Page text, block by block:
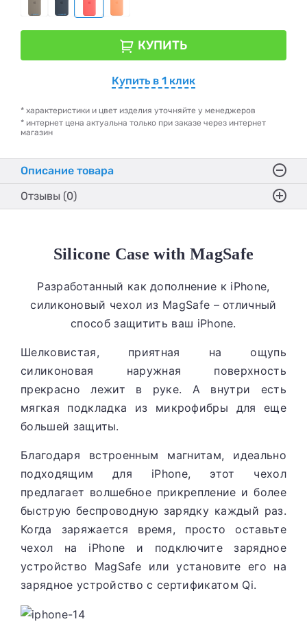
КУПИТЬ
Купить в 1 клик
* характеристики и цвет изделия уточняйте у менеджеров
* интернет цена актуальна только при заказе через интернет
магазин
Описание товара
Отзывы (0)
Silicone Case with MagSafe
Разработанный как дополнение к iPhone,
силиконовый чехол из MagSafe – отличный
способ защитить ваш iPhone.
Шелковистая, приятная на ощупь
силиконовая наружная поверхность
прекрасно лежит в руке. А внутри есть
мягкая подкладка из микрофибры для еще
большей защиты.
Благодаря встроенным магнитам, идеально
подходящим для iPhone, этот чехол
предлагает волшебное прикрепление и более
быструю беспроводную зарядку каждый раз.
Когда заряжается время, просто оставьте
чехол на iPhone и подключите зарядное
устройство MagSafe или установите его на
зарядное устройство с сертификатом Qi.